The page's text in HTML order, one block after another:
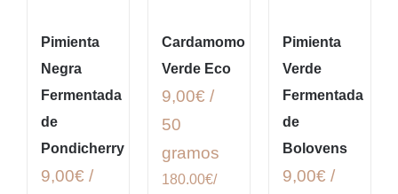
Pimienta
Negra
Fermentada
de
Pondicherry
9,00€ /
Cardamomo
Verde Eco
9,00€ /
50
gramos
180.00€/
Pimienta
Verde
Fermentada
de
Bolovens
9,00€ /